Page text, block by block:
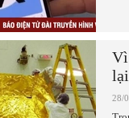
Vì
28/